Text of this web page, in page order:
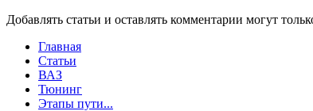
Добавлять статьи и оставлять комментарии могут
Главная
Статьи
ВАЗ
Тюнинг
Этапы пути...